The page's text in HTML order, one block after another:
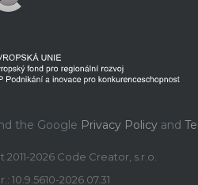
the Google Privacy Policyand
2026 Code Creator, s.r.o.
10.9.5610-2026.07.31